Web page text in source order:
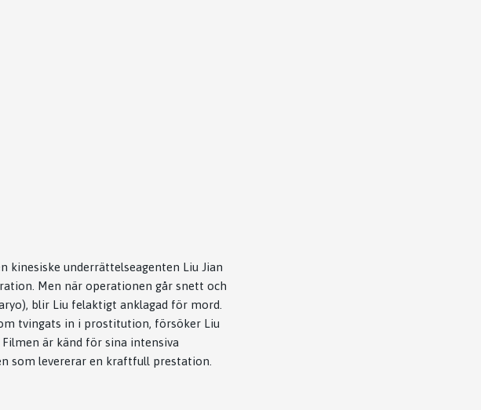
kinesiske underrättelseagenten Liu Jian
Men när operationen går snett och
blir Liu felaktigt anklagad för mord.
tvingats in i prostitution, försöker Liu
är känd för sina intensiva
som levererar en kraftfull prestation.